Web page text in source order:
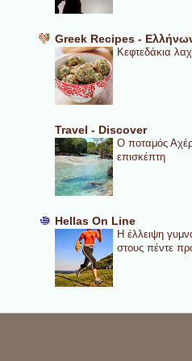
Greek Recipes -
Κεφτεδάκια
Travel - Discover
Ο ποταμός
επισκέπτη
Hellas On Line
Η έλλειψη
στους πέντε